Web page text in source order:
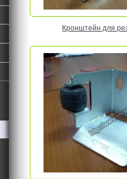
Кронштейн для